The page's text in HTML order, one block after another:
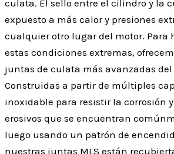
culata. El sello entre el cilindro y la
expuesto a más calor y presiones
cualquier otro lugar del motor. Para
estas condiciones extremas,
juntas de culata más avanzadas del
Construidas a partir de múltiples
inoxidable para resistir la corrosión
erosivos que se encuentran
luego usando un patrón de
nuestras juntas MLS están